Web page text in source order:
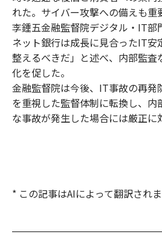
れた。サイバー攻撃への備えも重
李鍾五金融監督院デジタル・IT部
ネット銀行は成長に見合ったIT安
整えるべきだ」と述べ、内部監査
化を促した。
金融監督院は今後、IT事故の再発
を重視した監督体制に転換し、内
な事故が発生した場合には厳正に
* この記事はAIによって翻訳されま